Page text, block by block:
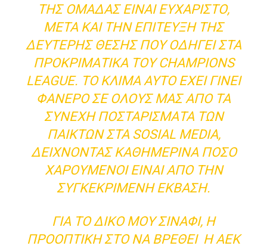
ΤΗΣ ΟΜΆΔΑΣ ΕΊΝΑΙ ΕΥΧΆΡΙΣΤΟ,
ΜΕΤΆ ΚΑΙ ΤΗΝ ΕΠΊΤΕΥΞΗ ΤΗΣ
ΔΕΎΤΕΡΗΣ ΘΈΣΗΣ ΠΟΥ ΟΔΗΓΕΊ ΣΤΑ
ΠΡΟΚΡΙΜΑΤΙΚΆ ΤΟΥ CHAMPIONS
LEAGUE. ΤΟ ΚΛΊΜΑ ΑΥΤΌ ΈΧΕΙ ΓΊΝΕΙ
ΦΑΝΕΡΌ ΣΕ ΌΛΟΥΣ ΜΑΣ ΑΠΌ ΤΑ
ΣΥΝΕΧΉ ΠΟΣΤΑΡΊΣΜΑΤΑ ΤΩΝ
ΠΑΙΚΤΏΝ ΣΤΑ SOSIAL MEDIA,
ΔΕΊΧΝΟΝΤΑΣ ΚΑΘΗΜΕΡΙΝΆ ΠΌΣΟ
ΧΑΡΟΎΜΕΝΟΙ ΕΊΝΑΙ ΑΠΌ ΤΗΝ
ΣΥΓΚΕΚΡΙΜΈΝΗ ΈΚΒΑΣΗ.
ΓΙΑ ΤΟ ΔΙΚΌ ΜΟΥ ΣΙΝΆΦΙ, Η
ΠΡΟΟΠΤΙΚΉ ΣΤΟ ΝΑ ΒΡΕΘΕΊ Η ΑΕΚ